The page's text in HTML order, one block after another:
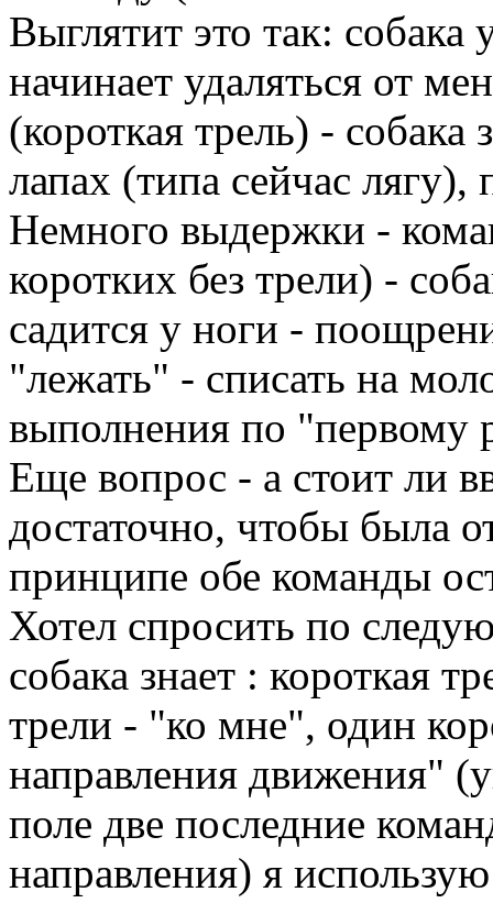
Выглятит это так: собака
начинает удаляться от
(короткая трель) -
лапах (типа сейчас лягу),
Немного выдержки -
коротких без трели) -
садится у ноги -
"лежать" - списать на
выполнения по "первому
Еще вопрос - а стоит ли
достаточно, чтобы была
принципе обе команды
Хотел спросить по
собака знает : короткая
трели - "ко мне", один
направления движения"
поле две последние
направления) я